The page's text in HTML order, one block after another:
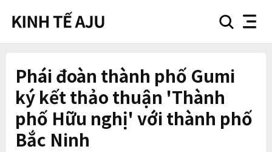
searchnav
Phái đoàn thành phố Gumi
ký kết thảo thuận 'Thành
phố Hữu nghị' với thành phố
Bắc Ninh